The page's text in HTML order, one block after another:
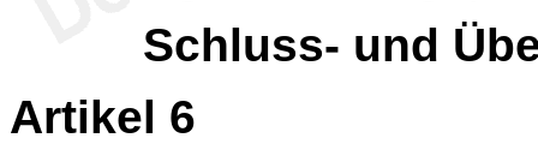
Schluss- und
Artikel 6